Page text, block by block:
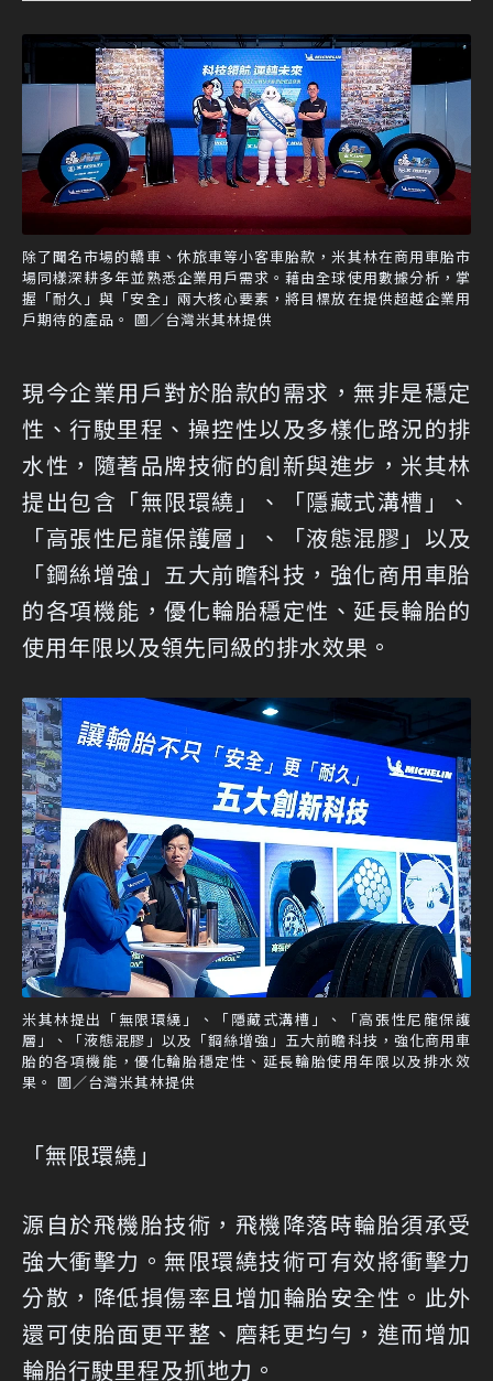
除了聞名市場的轎車、休旅車等小客車胎款，米其林在商用車胎市
場同樣深耕多年並熟悉企業用戶需求。藉由全球使用數據分析，掌
握「耐久」與「安全」兩大核心要素，將目標放在提供超越企業用
戶期待的產品。 圖／台灣米其林提供
現今企業用戶對於胎款的需求，無非是穩定
性、行駛里程、操控性以及多樣化路況的排
水性，隨著品牌技術的創新與進步，米其林
提出包含「無限環繞」、「隱藏式溝槽」、
「高張性尼龍保護層」、「液態混膠」以及
「鋼絲增強」五大前瞻科技，強化商用車胎
的各項機能，優化輪胎穩定性、延長輪胎的
使用年限以及領先同級的排水效果。
米其林提出「無限環繞」、「隱藏式溝槽」、「高張性尼龍保護
層」、「液態混膠」以及「鋼絲增強」五大前瞻科技，強化商用車
胎的各項機能，優化輪胎穩定性、延長輪胎使用年限以及排水效
果。 圖／台灣米其林提供
「無限環繞」
源自於飛機胎技術，飛機降落時輪胎須承受
強大衝擊力。無限環繞技術可有效將衝擊力
分散，降低損傷率且增加輪胎安全性。此外
還可使胎面更平整、磨耗更均勻，進而增加
輪胎行駛里程及抓地力。